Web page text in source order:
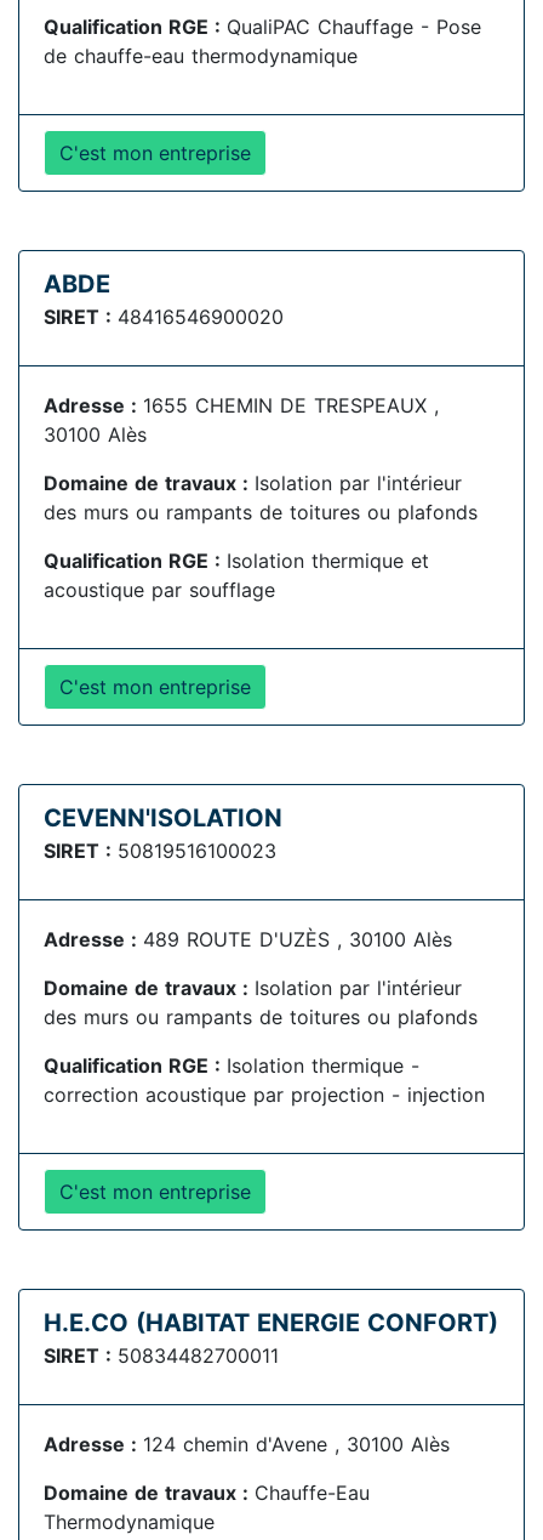
Qualification RGE : QualiPAC Chauffage - Pose
de chauffe-eau thermodynamique
C'est mon entreprise
ABDE
SIRET : 48416546900020
Adresse : 1655 CHEMIN DE TRESPEAUX ,
30100 Alès
Domaine de travaux : Isolation par l'intérieur
des murs ou rampants de toitures ou plafonds
Qualification RGE : Isolation thermique et
acoustique par soufflage
C'est mon entreprise
CEVENN'ISOLATION
SIRET : 50819516100023
Adresse : 489 ROUTE D'UZÈS , 30100 Alès
Domaine de travaux : Isolation par l'intérieur
des murs ou rampants de toitures ou plafonds
Qualification RGE : Isolation thermique -
correction acoustique par projection - injection
C'est mon entreprise
H.E.CO (HABITAT ENERGIE CONFORT)
SIRET : 50834482700011
Adresse : 124 chemin d'Avene , 30100 Alès
Domaine de travaux : Chauffe-Eau
Thermodynamique